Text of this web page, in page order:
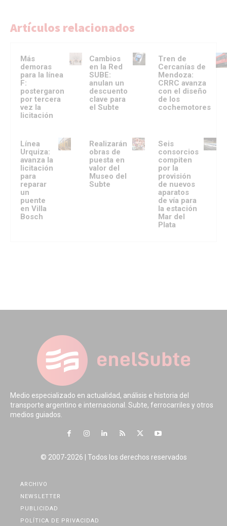
Artículos relacionados
Más
demoras
para la línea
F:
postergaron
por tercera
vez la
licitación
Cambios
en la Red
SUBE:
anulan un
descuento
clave para
el Subte
Tren de
Cercanías de
Mendoza:
CRRC avanza
con el diseño
de los
cochemotores
Línea
Urquiza:
avanza la
licitación
para
reparar
un
puente
en Villa
Bosch
Realizarán
obras de
puesta en
valor del
Museo del
Subte
Seis
consorcios
compiten
por la
provisión
de nuevos
aparatos
de vía para
la estación
Mar del
Plata
Medio especializado en actualidad, análisis e historia del
transporte argentino e internacional. Subte, ferrocarriles y otros
medios guiados.
© 2007-2026 | Todos los derechos reservados
ARCHIVO
NEWSLETTER
PUBLICIDAD
POLÍTICA DE PRIVACIDAD